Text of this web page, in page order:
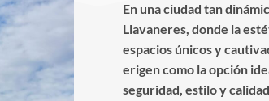
En una ciudad tan
Llavaneres, donde la
espacios únicos y
erigen como la opción
seguridad, estilo y